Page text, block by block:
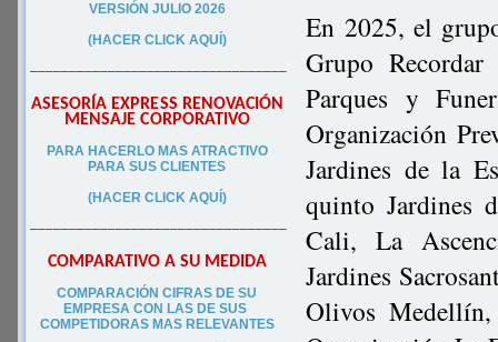
VERSIÓN JULIO 2026
(HACER CLICK AQUÍ)
–––––––––––––––––––––––––––––––––
ASESORÍA EXPRESS RENOVACIÓN
MENSAJE CORPORATIVO
PARA HACERLO MAS ATRACTIVO
PARA SUS CLIENTES
(HACER CLICK AQUÍ)
–––––––––––––––––––––––––––––––––
COMPARATIVO A SU MEDIDA
COMPARACIÓN CIFRAS DE SU
EMPRESA CON LAS DE SUS
COMPETIDORAS MAS RELEVANTES
En 2025, el
Grupo
Parques y
Organización
Jardines de la
quinto Jardines
Cali, La
Jardines
Olivos